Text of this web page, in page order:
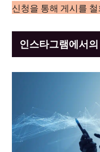
신청을 통해 게시를
인스타그램에서